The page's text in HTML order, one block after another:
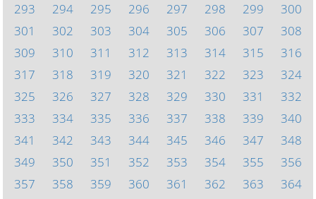
293
294 295 296 297 298 299
300
301
302 303 304 305 306 307
308
309
310 311 312 313 314 315
316
317
318 319 320 321 322 323
324
325
326 327 328 329 330 331
332
333
334 335 336 337 338 339
340
341
342 343 344 345 346 347
348
349
350 351 352 353 354 355
356
357
358 359 360 361 362 363
364